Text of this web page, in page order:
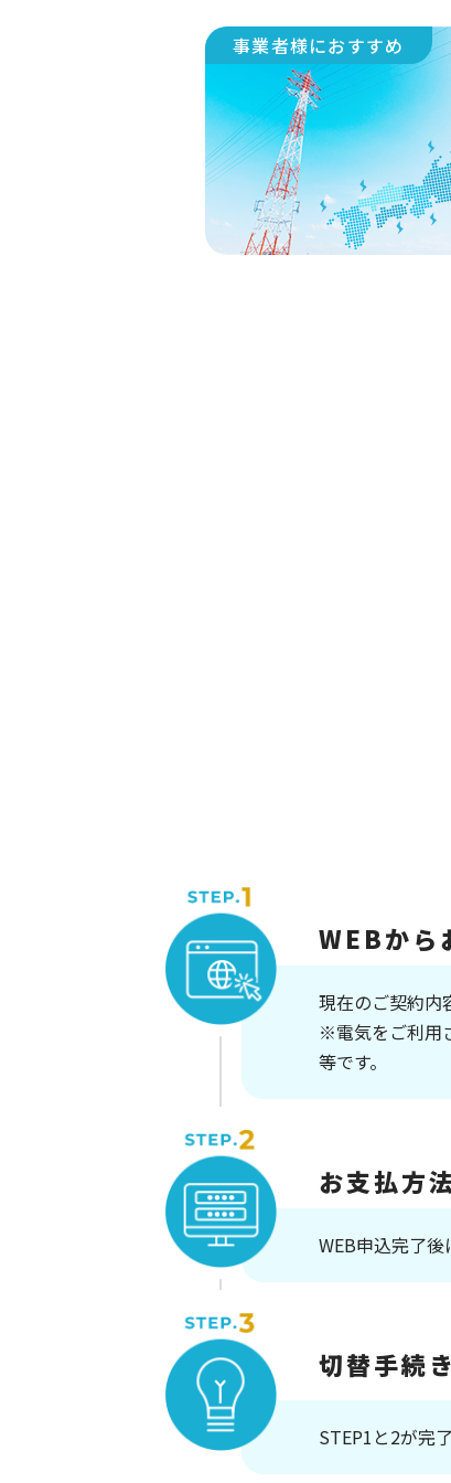
事業者様におすすめ
WEBから
現在のご契約内
※電気をご利用
等です。
お支払方
WEB申込完了
切替手続
STEP1と2が完